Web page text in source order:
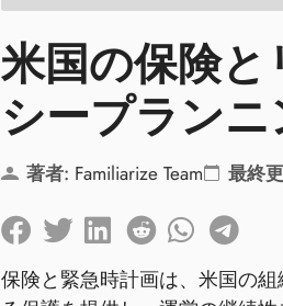
米国の保険
シープラン
著者: Familiarize Team 最終
保険と緊急時計画は、米国の